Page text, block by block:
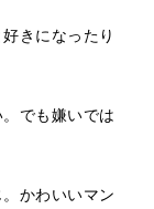
きになったり
でも嫌いでは
かわいいマン